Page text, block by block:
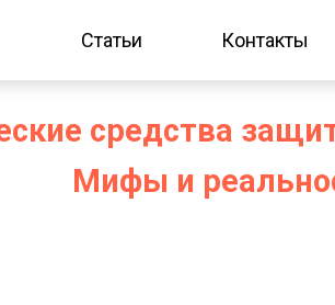
Статьи Контакты
средства
Мифы и